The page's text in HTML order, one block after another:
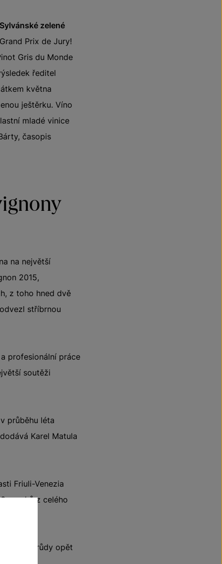
Sylvánské zelené
Prix de Jury!
Gris du Monde
ředitel
května
ještěrku. Víno
mladé vinice
časopis
na největší
2015,
z toho hned dvě
stříbrnou
profesionální práce
soutěži
průběhu léta
Karel Matula
Friuli-Venezia
vzorků z celého
odrůdy opět